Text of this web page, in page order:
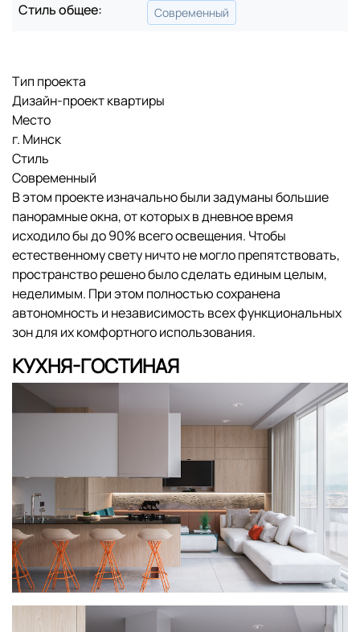
Стиль общее: Современный
Тип проекта
Дизайн-проект квартиры
Место
г. Минск
Стиль
Современный
В этом проекте изначально были задуманы большие
панорамные окна, от которых в дневное время
исходило бы до 90% всего освещения. Чтобы
естественному свету ничто не могло препятствовать,
пространство решено было сделать единым целым,
неделимым. При этом полностью сохранена
автономность и независимость всех функциональных
зон для их комфортного использования.
КУХНЯ-ГОСТИНАЯ